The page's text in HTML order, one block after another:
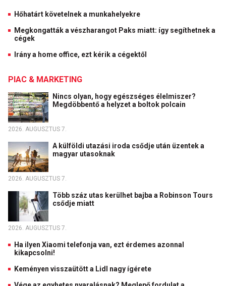
Hőhatárt követelnek a munkahelyekre
Megkongatták a vészharangot Paks miatt: így segíthetnek a
cégek
Irány a home office, ezt kérik a cégektől
PIAC & MARKETING
Nincs olyan, hogy egészséges élelmiszer?
Megdöbbentő a helyzet a boltok polcain
2026. AUGUSZTUS 7.
A külföldi utazási iroda csődje után üzentek a
magyar utasoknak
2026. AUGUSZTUS 7.
Több száz utas kerülhet bajba a Robinson Tours
csődje miatt
2026. AUGUSZTUS 7.
Ha ilyen Xiaomi telefonja van, ezt érdemes azonnal
kikapcsolni!
Keményen visszaütött a Lidl nagy ígérete